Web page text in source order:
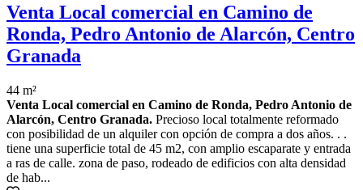
Venta Local comercial en Camino de
Ronda, Pedro Antonio de Alarcón, Centro
Granada
44 m²
Venta Local comercial en Camino de Ronda, Pedro Antonio de
Alarcón, Centro Granada. Precioso local totalmente reformado
con posibilidad de un alquiler con opción de compra a dos años. . .
tiene una superficie total de 45 m2, con amplio escaparate y entrada
a ras de calle. zona de paso, rodeado de edificios con alta densidad
de hab...